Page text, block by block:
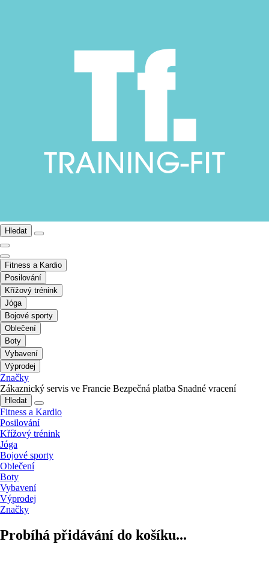
Hledat
Fitness a Kardio
Posilování
Křížový trénink
Jóga
Bojové sporty
Oblečení
Boty
Vybavení
Výprodej
Značky
Zákaznický servis ve Francie Bezpečná platba Snadné vracení
Hledat
Fitness a Kardio
Posilování
Křížový trénink
Jóga
Bojové sporty
Oblečení
Boty
Vybavení
Výprodej
Značky
Probíhá přidávání do košíku...